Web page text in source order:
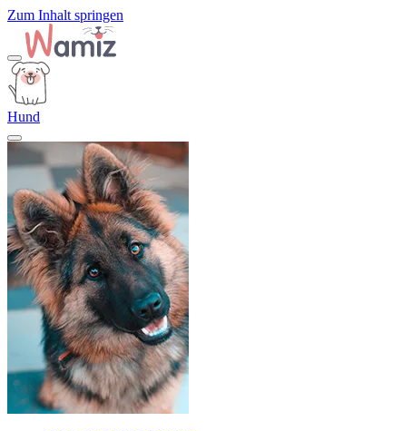
Zum Inhalt springen
Hund